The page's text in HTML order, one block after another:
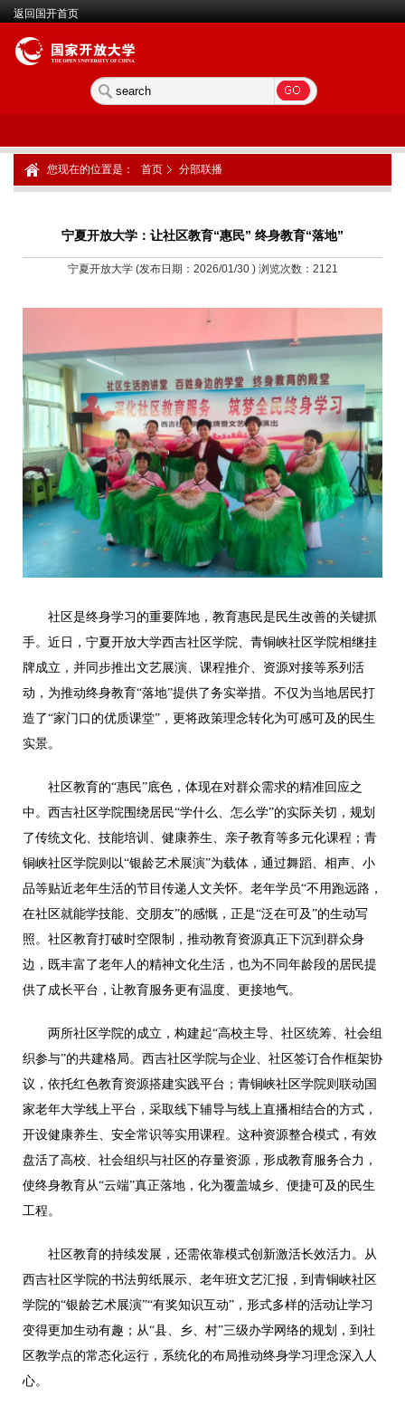
返回国开首页
您现在的位置是： 首页 分部联播
宁夏开放大学：让社区教育“惠民” 终身教育“落地”
宁夏开放大学 (发布日期：2026/01/30 ) 浏览次数： 2121
社区是终身学习的重要阵地，教育惠民是民生改善的关键抓
手。近日，宁夏开放大学西吉社区学院、青铜峡社区学院相继挂
牌成立，并同步推出文艺展演、课程推介、资源对接等系列活
动，为推动终身教育“落地”提供了务实举措。不仅为当地居民打
造了“家门口的优质课堂”，更将政策理念转化为可感可及的民生
实景。
社区教育的“惠民”底色，体现在对群众需求的精准回应之
中。西吉社区学院围绕居民“学什么、怎么学”的实际关切，规划
了传统文化、技能培训、健康养生、亲子教育等多元化课程；青
铜峡社区学院则以“银龄艺术展演”为载体，通过舞蹈、相声、小
品等贴近老年生活的节目传递人文关怀。老年学员“不用跑远路，
在社区就能学技能、交朋友”的感慨，正是“泛在可及”的生动写
照。社区教育打破时空限制，推动教育资源真正下沉到群众身
边，既丰富了老年人的精神文化生活，也为不同年龄段的居民提
供了成长平台，让教育服务更有温度、更接地气。
两所社区学院的成立，构建起“高校主导、社区统筹、社会组
织参与”的共建格局。西吉社区学院与企业、社区签订合作框架协
议，依托红色教育资源搭建实践平台；青铜峡社区学院则联动国
家老年大学线上平台，采取线下辅导与线上直播相结合的方式，
开设健康养生、安全常识等实用课程。这种资源整合模式，有效
盘活了高校、社会组织与社区的存量资源，形成教育服务合力，
使终身教育从“云端”真正落地，化为覆盖城乡、便捷可及的民生
工程。
社区教育的持续发展，还需依靠模式创新激活长效活力。从
西吉社区学院的书法剪纸展示、老年班文艺汇报，到青铜峡社区
学院的“银龄艺术展演”“有奖知识互动”，形式多样的活动让学习
变得更加生动有趣；从“县、乡、村”三级办学网络的规划，到社
区教学点的常态化运行，系统化的布局推动终身学习理念深入人
心。